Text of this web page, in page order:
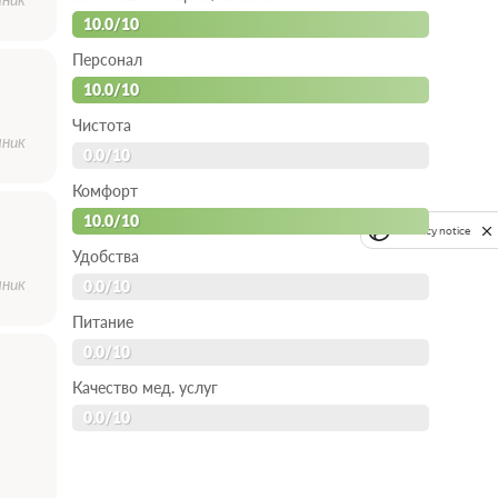
10.0/10
Персонал
10.0/10
Чистота
0.0/10
Комфорт
10.0/10
Удобства
0.0/10
Питание
0.0/10
Качество мед. услуг
0.0/10
Privacy notice